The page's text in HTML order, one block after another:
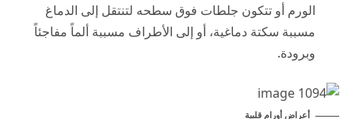
الورم أو تتكون جلطات فوق سطحه لتنتقل إلى الدماغ
مسببة سكتة دماغية، أو إلى الأطراف مسببة ألماً مفاجئاً
وبرودة.
أعراض أورام قلبية